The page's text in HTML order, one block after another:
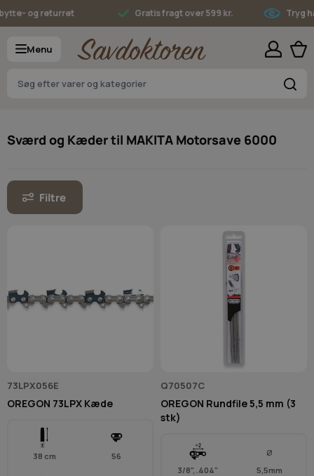
Skip to Content
og returret Gratis fragt over 599 kr. Tryg
Menu
Sværd og Kæder til MAKITA Motorsave 6000
Filtre
73LPX056E
OREGON 73LPX Kæde
38 cm 56
Q70507C
OREGON Rundfile 5,5 mm (3
stk)
3/8", .404"
Ø
5,5mm